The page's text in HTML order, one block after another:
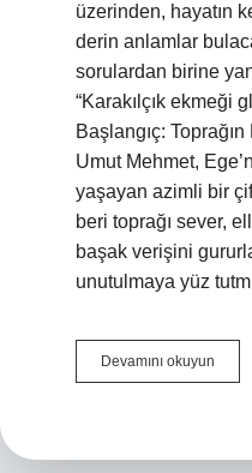
üzerinden, hayatın
derin anlamlar
sorulardan birine
“Karakılçık ekmeği
Başlangıç:
Umut Mehmet,
yaşayan azimli bir
beri toprağı sever,
başak verişini
unutulmaya yüz
Devamını okuyun
ekmeği